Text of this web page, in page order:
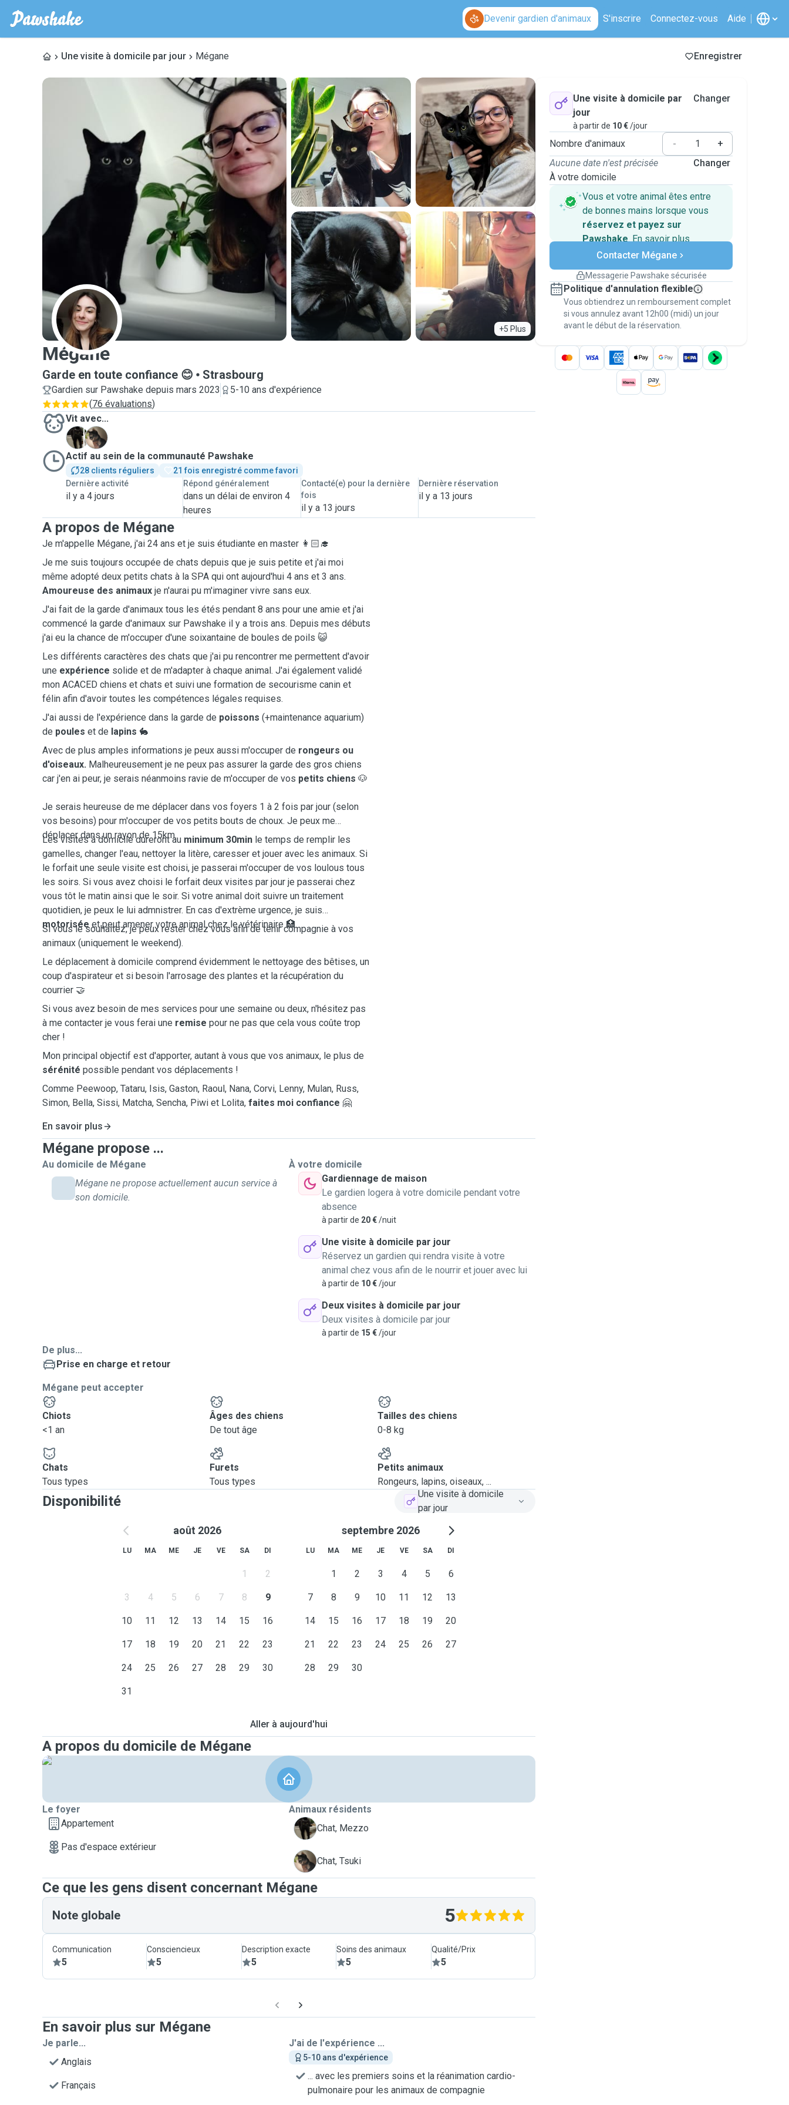
Devenir gardien d'animaux S'inscrire Connectez-vous Aide
Une visite à domicile par jour Mégane Enregistrer
+5 Plus
M
Mégane
Garde en toute confiance 😊 Strasbourg
Gardien sur Pawshake depuis mars 2023
5-10 ans d'expérience
(76 évaluations)
Vit avec...
M
T
Actif au sein de la communauté Pawshake
28 clients réguliers
21 fois enregistré comme favori
Dernière activité
il y a 4 jours
Répond généralement
dans un délai de environ 4
heures
Contacté(e) pour la dernière
fois
il y a 13 jours
Dernière réservation
il y a 13 jours
A propos de Mégane
Je m'appelle Mégane, j'ai 24 ans et je suis étudiante en master 👩🏻‍🎓
Je me suis toujours occupée de chats depuis que je suis petite et j'ai moi
même adopté deux petits chats à la SPA qui ont aujourd'hui 4 ans et 3 ans.
Amoureuse des animaux je n'aurai pu m'imaginer vivre sans eux.
J'ai fait de la garde d'animaux tous les étés pendant 8 ans pour une amie et j'ai
commencé la garde d'animaux sur Pawshake il y a trois ans. Depuis mes débuts
j'ai eu la chance de m'occuper d'une soixantaine de boules de poils 😺
Les différents caractères des chats que j'ai pu rencontrer me permettent d'avoir
une expérience solide et de m'adapter à chaque animal. J'ai également validé
mon ACACED chiens et chats et suivi une formation de secourisme canin et
félin afin d'avoir toutes les compétences légales requises.
J'ai aussi de l'expérience dans la garde de poissons (+maintenance aquarium)
de poules et de lapins 🐇
Avec de plus amples informations je peux aussi m'occuper de rongeurs ou
d'oiseaux. Malheureusement je ne peux pas assurer la garde des gros chiens
car j'en ai peur, je serais néanmoins ravie de m'occuper de vos petits chiens 🐶
Je serais heureuse de me déplacer dans vos foyers 1 à 2 fois par jour (selon
vos besoins) pour m'occuper de vos petits bouts de choux. Je peux me
déplacer dans un rayon de 15km.
Les visites à domicile dureront au minimum 30min le temps de remplir les
gamelles, changer l'eau, nettoyer la litère, caresser et jouer avec les animaux. Si
le forfait une seule visite est choisi, je passerai m'occuper de vos loulous tous
les soirs. Si vous avez choisi le forfait deux visites par jour je passerai chez
vous tôt le matin ainsi que le soir. Si votre animal doit suivre un traitement
quotidien, je peux le lui admnistrer. En cas d'extrème urgence, je suis
motorisée et peut amener votre animal chez le vétérinaire 🏥
Si vous le souhaitez, je peux rester chez vous afin de tenir compagnie à vos
animaux (uniquement le weekend).
Le déplacement à domicile comprend évidemment le nettoyage des bêtises, un
coup d'aspirateur et si besoin l'arrosage des plantes et la récupération du
courrier 🤝
Si vous avez besoin de mes services pour une semaine ou deux, n'hésitez pas
à me contacter je vous ferai une remise pour ne pas que cela vous coûte trop
cher !
Mon principal objectif est d'apporter, autant à vous que vos animaux, le plus de
sérénité possible pendant vos déplacements !
Comme Peewoop, Tataru, Isis, Gaston, Raoul, Nana, Corvi, Lenny, Mulan, Russ,
Simon, Bella, Sissi, Matcha, Sencha, Piwi et Lolita, faites moi confiance 🤗
En savoir plus
Mégane propose ...
Au domicile de Mégane
Mégane ne propose actuellement aucun service à
son domicile.
À votre domicile
Gardiennage de maison
Le gardien logera à votre domicile pendant votre
absence
à partir de 20 €/nuit
Une visite à domicile par jour
Réservez un gardien qui rendra visite à votre
animal chez vous afin de le nourrir et jouer avec lui
à partir de 10 €/jour
Deux visites à domicile par jour
Deux visites à domicile par jour
à partir de 15 €/jour
De plus...
Prise en charge et retour
Mégane peut accepter
Chiots
<1 an
Âges des chiens
De tout âge
Tailles des chiens
0-8 kg
Chats
Tous types
Furets
Tous types
Petits animaux
Rongeurs, lapins, oiseaux, ...
Disponibilité
Une visite à domicile
par jour
août 2026
LU MA ME JE VE SA DI
1 2
3 4 5 6 7 8 9
10 11 12 13 14 15 16
17 18 19 20 21 22 23
24 25 26 27 28 29 30
31
septembre 2026
LU MA ME JE VE SA DI
1 2 3 4 5 6
7 8 9 10 11 12 13
14 15 16 17 18 19 20
21 22 23 24 25 26 27
28 29 30
Aller à aujourd'hui
A propos du domicile de Mégane
Le foyer
Appartement
Pas d'espace extérieur
Animaux résidents
M
Chat, Mezzo
T Chat, Tsuki
Ce que les gens disent concernant Mégane
Note globale 5
Communication
5
Consciencieux
5
Description exacte
5
Soins des animaux
5
Qualité/Prix
5
En savoir plus sur Mégane
Je parle...
Anglais
Français
J'ai de l'expérience ...
5-10 ans d'expérience
... avec les premiers soins et la réanimation cardio-
pulmonaire pour les animaux de compagnie
Une visite à domicile par
jour
à partir de 10 €/jour
Changer
Nombre d'animaux -
+
Aucune date n'est précisée
À votre domicile
Changer
Vous et votre animal êtes entre
de bonnes mains lorsque vous
réservez et payez sur
Pawshake. En savoir plus
Paiements sécurisés
Assistance en cas de
Réservations couvertes par
nos garanties
Gardez tout sur Pawshake (du premier
message au paiement) pour bénéficier de la
Garantie Pawshake.
Contacter Mégane
Messagerie Pawshake sécurisée
Politique d'annulation flexible
Vous obtiendrez un remboursement complet
si vous annulez avant 12h00 (midi) un jour
avant le début de la réservation.